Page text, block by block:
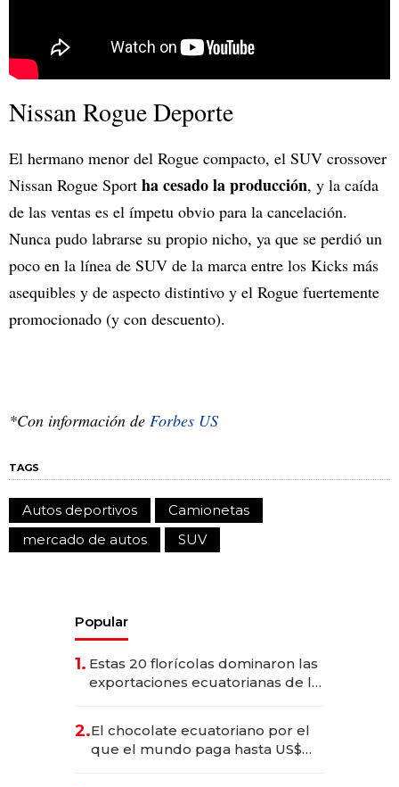
Nissan Rogue Deporte
El hermano menor del Rogue compacto, el SUV crossover
Nissan Rogue Sport ha cesado la producción, y la caída
de las ventas es el ímpetu obvio para la cancelación.
Nunca pudo labrarse su propio nicho, ya que se perdió un
poco en la línea de SUV de la marca entre los Kicks más
asequibles y de aspecto distintivo y el Rogue fuertemente
promocionado (y con descuento).
*Con información de Forbes US
TAGS
Autos deportivos
Camionetas
mercado de autos
SUV
Popular
1. Estas 20 florícolas dominaron las
exportaciones ecuatorianas de la
2.El chocolate ecuatoriano por el
que el mundo paga hasta US$